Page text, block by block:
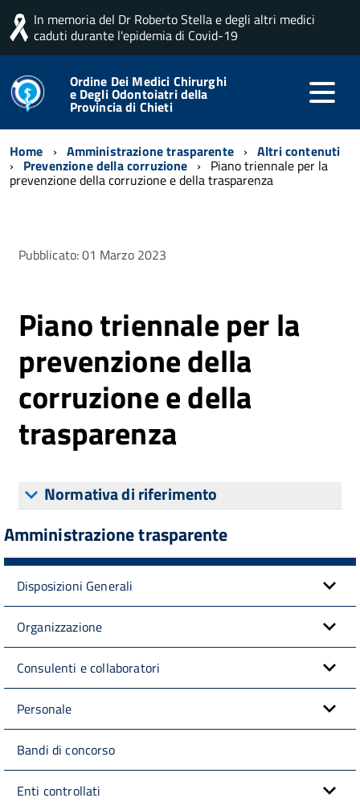
In memoria del Dr Roberto Stella e degli altri medici
caduti durante l'epidemia di Covid-19
Ordine Dei Medici Chirurghi
e Degli Odontoiatri della
Provincia di Chieti
Home Amministrazione trasparente Altri contenuti
Prevenzione della corruzione Piano triennale per la
prevenzione della corruzione e della trasparenza
Pubblicato: 01 Marzo 2023
Piano triennale per la
prevenzione della
corruzione e della
trasparenza
Normativa di riferimento
Amministrazione trasparente
Disposizioni Generali
Organizzazione
Consulenti e collaboratori
Personale
Bandi di concorso
Enti controllati